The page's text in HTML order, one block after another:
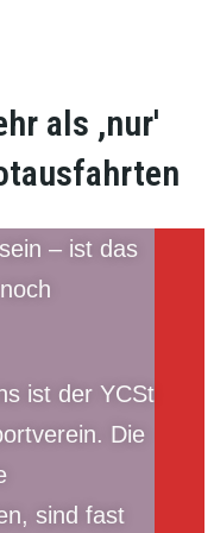
als ,nur'
– ist das
ist der YCSt
Die
sind fast